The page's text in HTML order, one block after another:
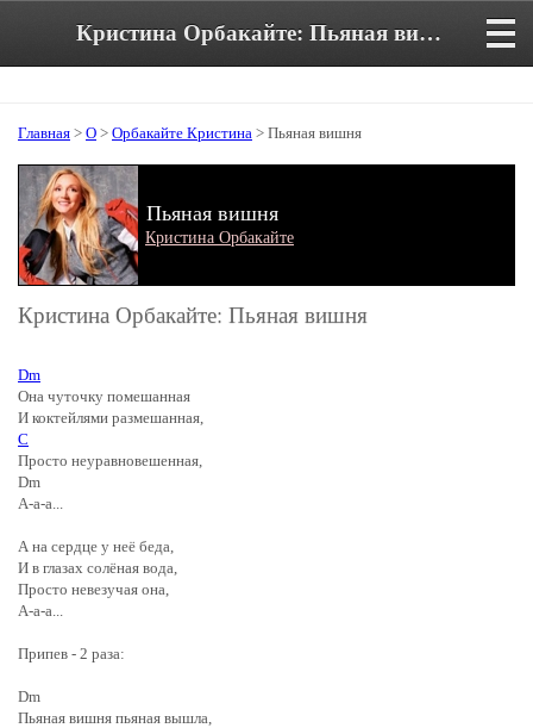
Кристина Орбакайте: Пьяная вишня. Аккорды и текст песни
Главная > О > Орбакайте Кристина > Пьяная вишня
Пьяная вишня
Кристина Орбакайте
Кристина Орбакайте: Пьяная вишня
Dm
Она чуточку помешанная
И коктейлями размешанная,
C
Просто неуравновешенная,
Dm
А-а-а...
А на сердце у неё беда,
И в глазах солёная вода,
Просто невезучая она,
А-а-а...
Припев - 2 раза:
Dm
Пьяная вишня пьяная вышла,